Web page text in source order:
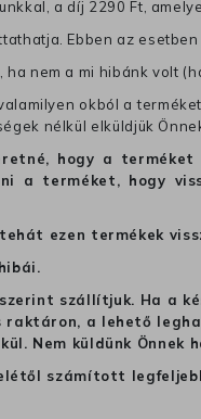
a díj 2290 Ft,
Ebben az
nem a mi hibánk volt
okból a
nélkül elküldjük
hogy a terméket
a terméket, hogy
ezen termékek
szállítjuk. Ha a
raktáron, a lehető
Nem küldünk Önnek
számított